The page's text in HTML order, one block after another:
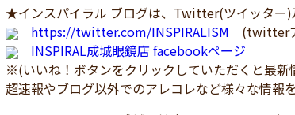
★インスパイラル ブログは、Twitter(ツイッター)
https://twitter.com/INSPIRALISM (twitter
INSPIRAL成城眼鏡店 facebookページ
※(いいね！ボタンをクリックしていただくと最新
超速報やブログ以外でのアレコレなど様々な情報